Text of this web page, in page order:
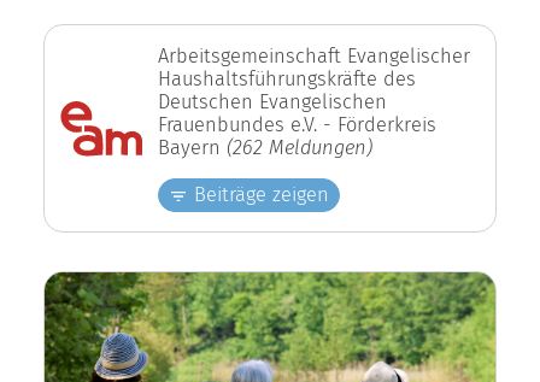
Arbeitsgemeinschaft Evangelischer
Haushaltsführungskräfte des
Deutschen Evangelischen
Frauenbundes e.V. - Förderkreis
Bayern (262 Meldungen)
Beiträge zeigen